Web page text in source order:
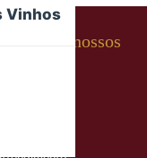
Vinhos
por nossos